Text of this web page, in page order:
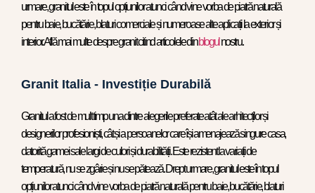
urmare, granitul este în topul opțiunilor atunci când vine vorba de piatră naturală
pentru baie, bucătărie, blaturi comerciale și numeroase alte aplicații la exterior și
interior. Află mai multe despre granit citind articolele dinblogul nostru.
Granit Italia - Investiție Durabilă
Granitul a fost de mult timp una dintre alegerile preferate atât ale arhitecților și
designerilor profesioniști, cât și a persoanelor care își amenajează singure casa,
datorită gamei sale largi de culori și durabilității. Este rezistent la variații de
temperatură, nu se zgârie și nu se pătează. Drept urmare, granitul este în topul
opțiunilor atunci când vine vorba de piatră naturală pentru baie, bucătărie, blaturi